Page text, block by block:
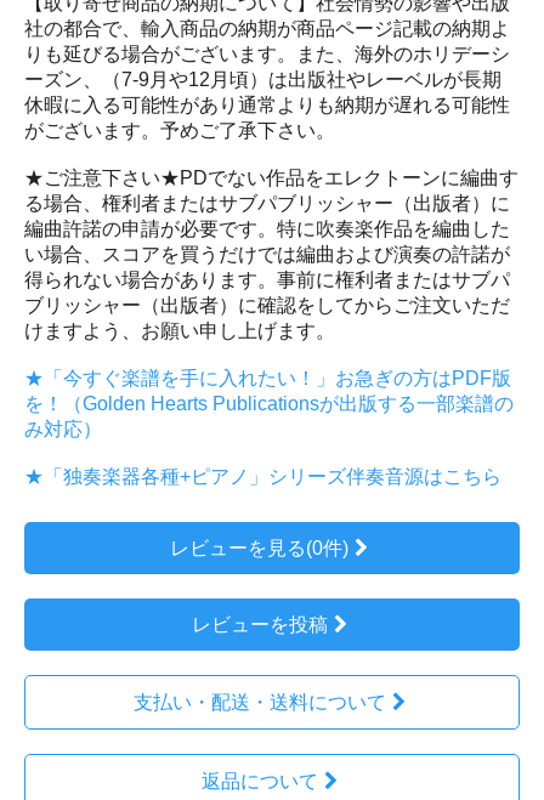
社の都合で、輸入商品の納期が商品ページ記載の納期よ
りも延びる場合がございます。また、海外のホリデーシ
ーズン、（7-9月や12月頃）は出版社やレーベルが長期
休暇に入る可能性があり通常よりも納期が遅れる可能性
がございます。予めご了承下さい。
★ご注意下さい★PDでない作品をエレクトーンに編曲す
る場合、権利者またはサブパブリッシャー（出版者）に
編曲許諾の申請が必要です。特に吹奏楽作品を編曲した
い場合、スコアを買うだけでは編曲および演奏の許諾が
得られない場合があります。事前に権利者またはサブパ
ブリッシャー（出版者）に確認をしてからご注文いただ
けますよう、お願い申し上げます。
★「今すぐ楽譜を手に入れたい！」お急ぎの方はPDF版
を！（Golden Hearts Publicationsが出版する一部楽譜の
み対応）
★「独奏楽器各種+ピアノ」シリーズ伴奏音源はこちら
レビューを見る(0件)
レビューを投稿
支払い・配送・送料について
返品について